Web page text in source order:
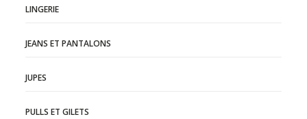
LINGERIE
JEANS ET PANTALONS
JUPES
PULLS ET GILETS